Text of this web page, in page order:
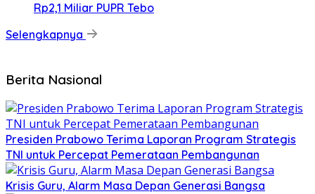
Rp2,1 Miliar PUPR Tebo
Selengkapnya
Berita Nasional
Presiden Prabowo Terima Laporan Program Strategis
TNI untuk Percepat Pemerataan Pembangunan
Krisis Guru, Alarm Masa Depan Generasi Bangsa